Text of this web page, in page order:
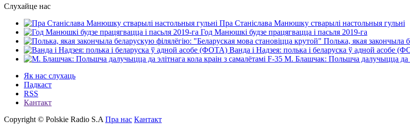
Слухайце нас
Пра Станіслава Манюшку стварылі настольныя гульні
Год Манюшкі будзе працягвацца і пасьля 2019-га
Полька, якая закончыла
Ванда і Надзея: полька і беларуска ў адной асобе
М. Блашчак: Польшча далучыцца да
Як нас слухаць
Падкаст
RSS
Кантакт
Copyright © Polskie Radio S.A Пра нас Кантакт